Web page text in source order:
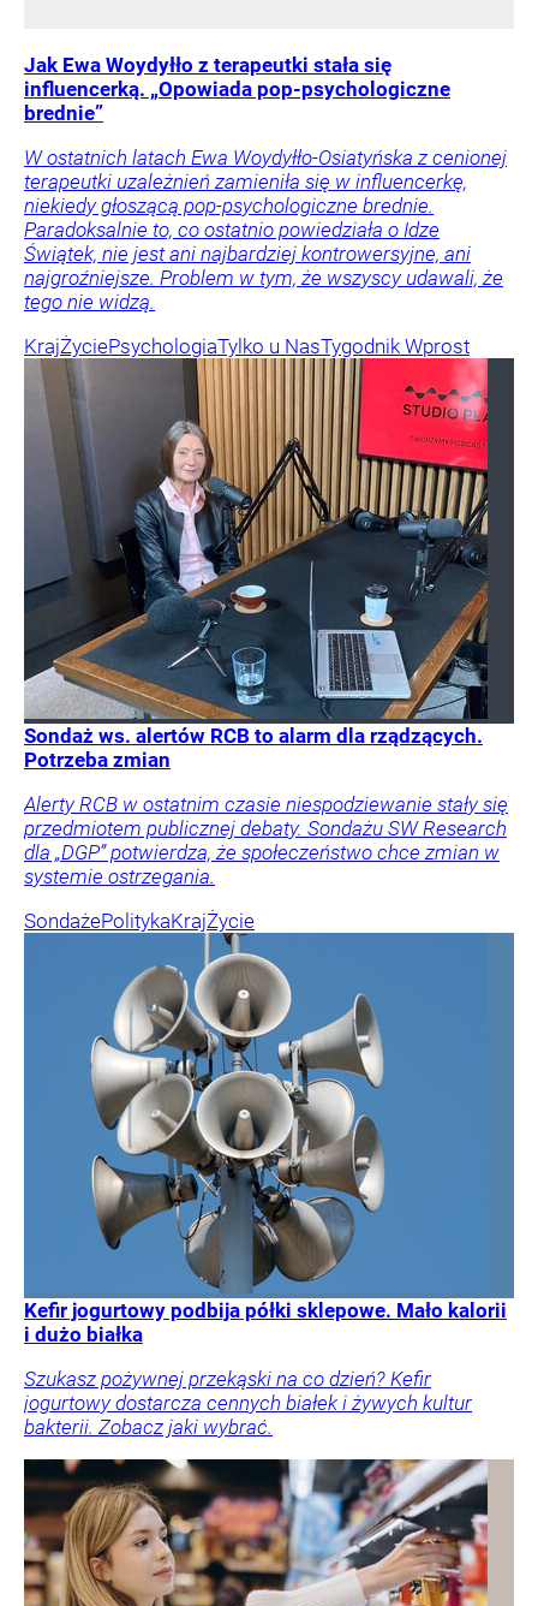
Jak Ewa Woydyłło z terapeutki stała się
influencerką. „Opowiada pop-psychologiczne
brednie”
W ostatnich latach Ewa Woydyłło-Osiatyńska z cenionej
terapeutki uzależnień zamieniła się w influencerkę,
niekiedy głoszącą pop-psychologiczne brednie.
Paradoksalnie to, co ostatnio powiedziała o Idze
Świątek, nie jest ani najbardziej kontrowersyjne, ani
najgroźniejsze. Problem w tym, że wszyscy udawali, że
tego nie widzą.
KrajŻyciePsychologiaTylko u NasTygodnik Wprost
Sondaż ws. alertów RCB to alarm dla rządzących.
Potrzeba zmian
Alerty RCB w ostatnim czasie niespodziewanie stały się
przedmiotem publicznej debaty. Sondażu SW Research
dla „DGP” potwierdza, że społeczeństwo chce zmian w
systemie ostrzegania.
SondażePolitykaKrajŻycie
Kefir jogurtowy podbija półki sklepowe. Mało kalorii
i dużo białka
Szukasz pożywnej przekąski na co dzień? Kefir
jogurtowy dostarcza cennych białek i żywych kultur
bakterii. Zobacz jaki wybrać.